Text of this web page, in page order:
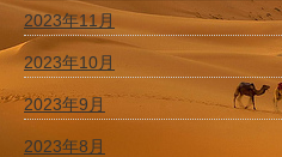
2023年11月
2023年10月
2023年9月
2023年8月